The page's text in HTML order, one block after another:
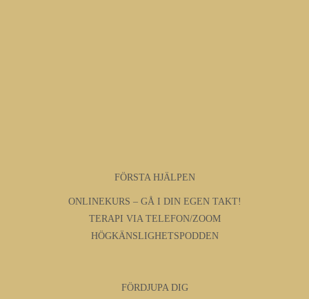
FÖRSTA HJÄLPEN
ONLINEKURS – GÅ I DIN EGEN TAKT!
TERAPI VIA TELEFON/ZOOM
HÖGKÄNSLIGHETSPODDEN
FÖRDJUPA DIG